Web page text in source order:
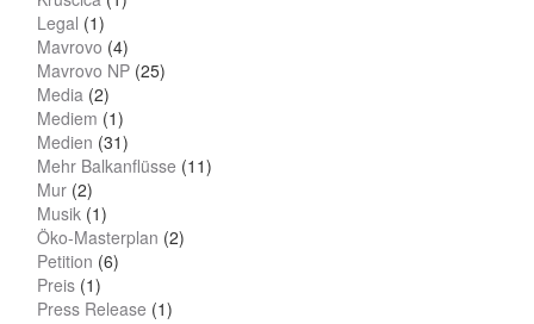
Legal (1)
Mavrovo (4)
Mavrovo NP (25)
Media (2)
Mediem (1)
Medien (31)
Mehr Balkanflüsse (11)
Mur (2)
Musik (1)
Öko-Masterplan (2)
Petition (6)
Preis (1)
Press Release (1)